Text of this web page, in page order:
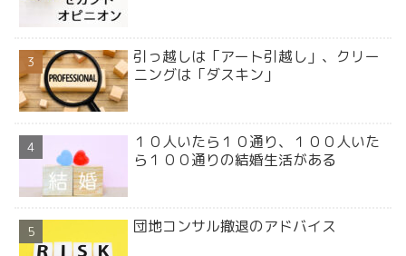
引っ越しは「アート引越し」、クリー
ニングは「ダスキン」
１０人いたら１０通り、１００人いた
ら１００通りの結婚生活がある
団地コンサル撤退のアドバイス